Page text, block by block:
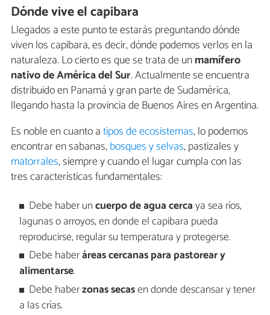
Dónde vive el capibara
Llegados a este punto te estarás preguntando dónde
viven los capibara, es decir, dónde podemos verlos en la
naturaleza. Lo cierto es que se trata de unmamífero
nativo de América del Sur. Actualmente se encuentra
distribuido en Panamá y gran parte de Sudamérica,
llegando hasta la provincia de Buenos Aires en Argentina.
Es noble en cuanto atipos de ecosistemas, lo podemos
encontrar en sabanas,bosques y selvas, pastizales y
matorrales, siempre y cuando el lugar cumpla con las
tres características fundamentales:
Debe haber uncuerpo de agua cercaya sea ríos,
lagunas o arroyos, en donde el capibara pueda
reproducirse, regular su temperatura y protegerse.
Debe haberáreas cercanas para pastorear y
alimentarse.
Debe haberzonas secasen donde descansar y tener
a las crías.